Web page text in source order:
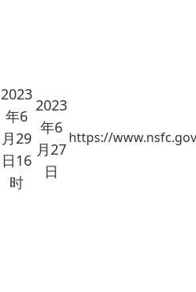
2023
年6
月29
日16
时
2023
年6
月27
日
https://